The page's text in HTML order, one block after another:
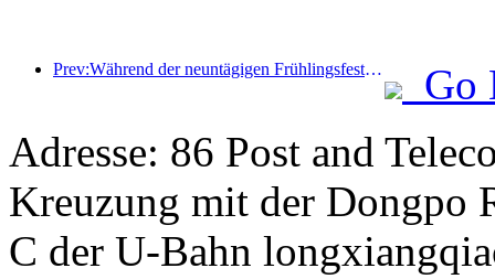
Prev:Während der neuntägigen Frühlingsfesttage werden voraussichtlich mehr als 18 Millionen Menschen ins Land ein- und ausreisen.
Go
Adresse: 86 Post and
Kreuzung mit der Dongpo
C der U-Bahn